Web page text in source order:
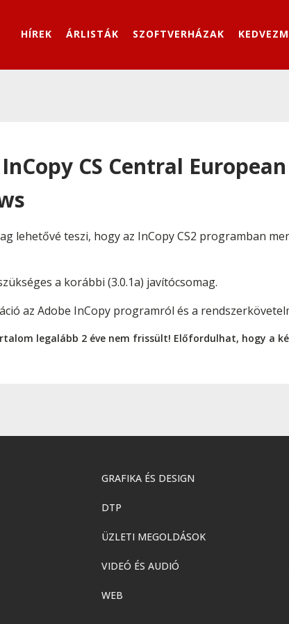
HÍREK ÁRLISTÁK SZOFTVERHÁZAK
CS Central
lehetővé teszi, hogy az InCopy CS2 programban
a korábbi (3.0.1a) javítócsomag.
az Adobe InCopy programról és a
legalább 2 éve nem frissült! Előfordulhat, hogy a
GRAFIKA ÉS DESIGN
DTP
ÜZLETI MEGOLDÁSOK
VIDEÓ ÉS AUDIÓ
WEB